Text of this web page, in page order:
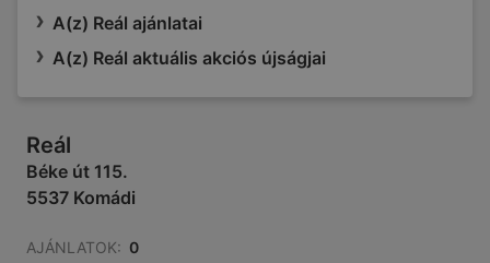
A(z) Reál ajánlatai
A(z) Reál aktuális akciós újságjai
Reál
Béke út 115.
5537 Komádi
AJÁNLATOK: 0